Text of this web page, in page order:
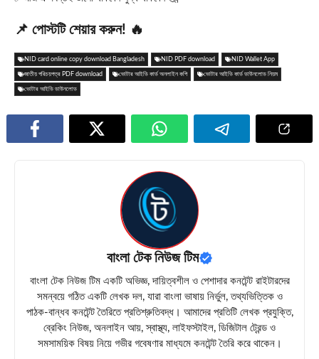
📌 পোস্টটি শেয়ার করুন! 🔥
NID card online copy download Bangladesh NID PDF download NID Wallet App
জাতীয় পরিচয়পত্র PDF download ভোটার আইডি কার্ড অনলাইন কপি ভোটার আইডি কার্ড ডাউনলোড নিয়ম
ভোটার আইডি ডাউনলোড
বাংলা টেক নিউজ টিম
বাংলা টেক নিউজ টিম একটি অভিজ্ঞ, দায়িত্বশীল ও পেশাদার কনটেন্ট রাইটারদের
সমন্বয়ে গঠিত একটি লেখক দল, যারা বাংলা ভাষায় নির্ভুল, তথ্যভিত্তিক ও
পাঠক-বান্ধব কনটেন্ট তৈরিতে প্রতিশ্রুতিবদ্ধ। আমাদের প্রতিটি লেখক প্রযুক্তি,
ব্রেকিং নিউজ, অনলাইন আয়, স্বাস্থ্য, লাইফস্টাইল, ডিজিটাল ট্রেন্ড ও
সমসাময়িক বিষয় নিয়ে গভীর গবেষণার মাধ্যমে কনটেন্ট তৈরি করে থাকেন।